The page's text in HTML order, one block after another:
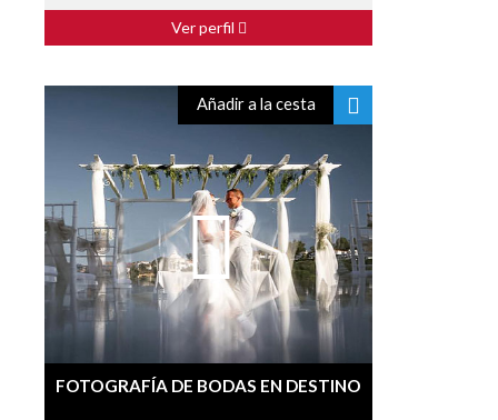
Ver perfil
Añadir a la cesta
FOTOGRAFÍA DE BODAS EN DESTINO